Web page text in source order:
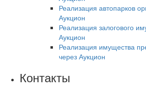
Реализация автопарков
Аукцион
Реализация залогового
Аукцион
Реализация имущества
через Аукцион
Контакты